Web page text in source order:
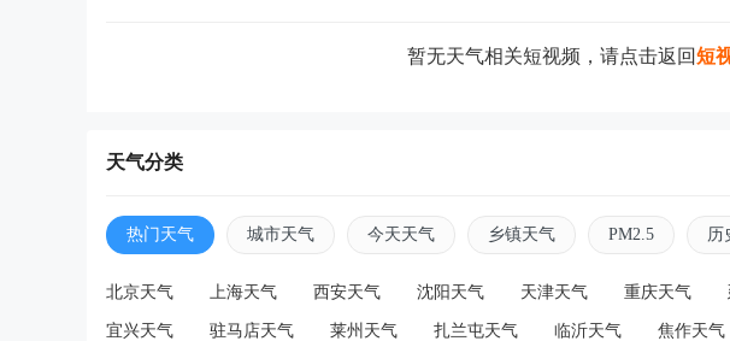
暂无天气相关短视频，请点击返回短
天气分类
热门天气 城市天气 今天天气 乡镇天气 PM2.5 历
北京天气 上海天气 西安天气 沈阳天气 天津天气 重庆天气
宜兴天气 驻马店天气 莱州天气 扎兰屯天气 临沂天气 焦作天气